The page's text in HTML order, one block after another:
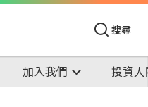
搜尋
加入我們 投資